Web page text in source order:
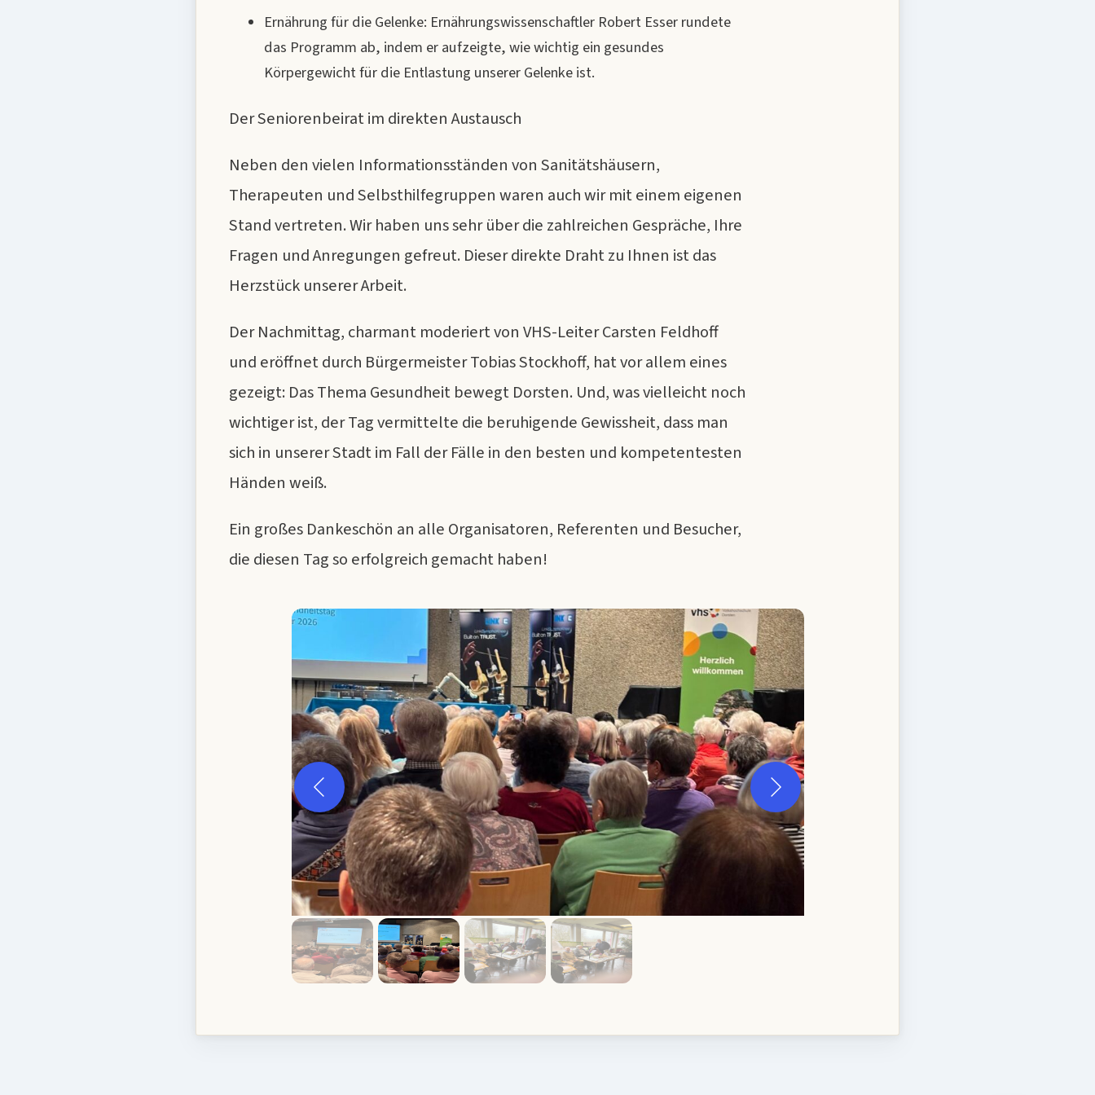
Ernährung für die Gelenke: Ernährungswissenschaftler Robert Esser rundete
das Programm ab, indem er aufzeigte, wie wichtig ein gesundes
Körpergewicht für die Entlastung unserer Gelenke ist.
Der Seniorenbeirat im direkten Austausch
Neben den vielen Informationsständen von Sanitätshäusern,
Therapeuten und Selbsthilfegruppen waren auch wir mit einem eigenen
Stand vertreten. Wir haben uns sehr über die zahlreichen Gespräche, Ihre
Fragen und Anregungen gefreut. Dieser direkte Draht zu Ihnen ist das
Herzstück unserer Arbeit.
Der Nachmittag, charmant moderiert von VHS-Leiter Carsten Feldhoff
und eröffnet durch Bürgermeister Tobias Stockhoff, hat vor allem eines
gezeigt: Das Thema Gesundheit bewegt Dorsten. Und, was vielleicht noch
wichtiger ist, der Tag vermittelte die beruhigende Gewissheit, dass man
sich in unserer Stadt im Fall der Fälle in den besten und kompetentesten
Händen weiß.
Ein großes Dankeschön an alle Organisatoren, Referenten und Besucher,
die diesen Tag so erfolgreich gemacht haben!